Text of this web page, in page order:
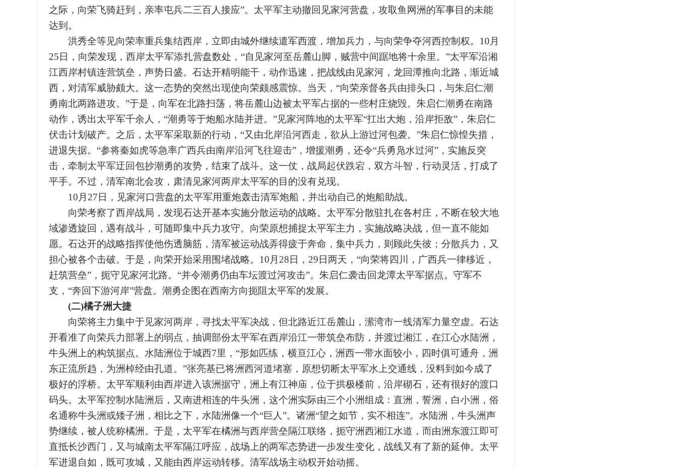
之际，向荣飞骑赶到，亲率屯兵二三百人接应”。太平军主动撤回见家河营盘，攻取鱼网洲的军事目的未能
达到。
洪秀全等见向荣率重兵集结西岸，立即由城外继续遣军西渡，增加兵力，与向荣争夺河西控制权。10月
25日，向荣发现，西岸太平军添扎营盘数处，“自见家河至岳麓山脚，贼营中间踞地将十余里。”太平军沿湘
江西岸村镇连营筑垒，声势日盛。石达开精明能干，动作迅速，把战线由见家河，龙回潭推向北路，渐近城
西，对清军威胁颇大。这一态势的突然出现使向荣颇感震惊。当天，“向荣亲督各兵由排头口，与朱启仁潮
勇南北两路进攻。”于是，向军在北路扫荡，将岳麓山边被太平军占据的一些村庄烧毁。朱启仁潮勇在南路
动作，诱出太平军千余人，“潮勇等于炮船水陆并进。”见家河阵地的太平军“扛出大炮，沿岸拒敌”，朱启仁
伏击计划破产。之后，太平军采取新的行动，“又由北岸沿河西走，欲从上游过河包袭。”朱启仁惊惶失措，
进退失据。“参将秦如虎等急率广西兵由南岸沿河飞往迎击”，增援潮勇，还令“兵勇凫水过河”，实施反突
击，牵制太平军迂回包抄潮勇的攻势，结束了战斗。这一仗，战局起伏跌宕，双方斗智，行动灵活，打成了
平手。不过，清军南北会攻，肃清见家河两岸太平军的目的没有兑现。
10月27日，见家河口营盘的太平军用重炮轰击清军炮船，并出动自己的炮船助战。
向荣考察了西岸战局，发现石达开基本实施分散运动的战略。太平军分散驻扎在各村庄，不断在较大地
域渗透旋回，遇有战斗，可随即集中兵力攻守。向荣原想捕捉太平军主力，实施战略决战，但一直不能如
愿。石达开的战略指挥使他伤透脑筋，清军被运动战弄得疲于奔命，集中兵力，则顾此失彼；分散兵力，又
担心被各个击破。于是，向荣开始采用围堵战略。10月28日，29日两天，“向荣将四川，广西兵一律移近，
赶筑营垒”，扼守见家河北路。“并令潮勇仍由车坛渡过河攻击”。朱启仁袭击回龙潭太平军据点。守军不
支，“奔回下游河岸”营盘。潮勇企图在西南方向扼阻太平军的发展。
(二)橘子洲大捷
向荣将主力集中于见家河两岸，寻找太平军决战，但北路近江岳麓山，潆湾市一线清军力量空虚。石达
开看准了向荣兵力部署上的弱点，抽调部份太平军在西岸沿江一带筑垒布防，并渡过湘江，在江心水陆洲，
牛头洲上的构筑据点。水陆洲位于城西7里，“形如匹练，横亘江心，洲西一带水面较小，四时俱可通舟，洲
东正流所趋，为洲棹经由孔道。”张亮基已将洲西河道堵塞，原想切断太平军水上交通线，没料到如今成了
极好的浮桥。太平军顺利由西岸进入该洲据守，洲上有江神庙，位于拱极楼前，沿岸砌石，还有很好的渡口
码头。太平军控制水陆洲后，又南进相连的牛头洲，这个洲实际由三个小洲组成：直洲，誓洲，白小洲，俗
名通称牛头洲或矮子洲，相比之下，水陆洲像一个“巨人”。诸洲“望之如节，实不相连”。水陆洲，牛头洲声
势继续，被人统称橘洲。于是，太平军在橘洲与西岸营垒隔江联络，扼守洲西湘江水道，而由洲东渡江即可
直抵长沙西门，又与城南太平军隔江呼应，战场上的两军态势进一步发生变化，战线又有了新的延伸。太平
军进退自如，既可攻城，又能由西岸运动转移。清军战场主动权开始动摇。